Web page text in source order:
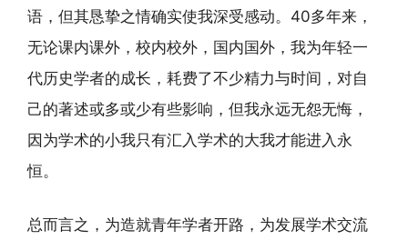
语，但其恳挚之情确实使我深受感动。40多年来，
无论课内课外，校内校外，国内国外，我为年轻一
代历史学者的成长，耗费了不少精力与时间，对自
己的著述或多或少有些影响，但我永远无怨无悔，
因为学术的小我只有汇入学术的大我才能进入永
恒。
总而言之，为造就青年学者开路，为发展学术交流